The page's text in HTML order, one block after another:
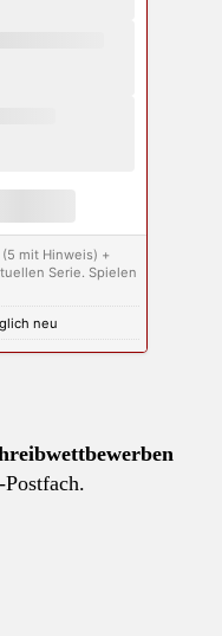
mit Hinweis) +
Serie. Spielen
neu